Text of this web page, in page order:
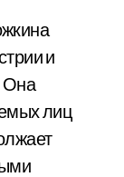
и
Она
лиц